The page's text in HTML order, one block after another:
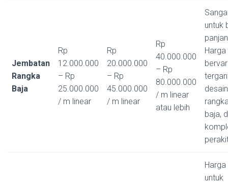
Jembatan
Rangka
Baja
Rp
12.000.000
– Rp
25.000.000
/ m linear
Rp
20.000.000
– Rp
45.000.000
/ m linear
Rp
40.000.000
– Rp
80.000.000
/ m linear
atau lebih
untuk
desain
baja,
Harga
untuk